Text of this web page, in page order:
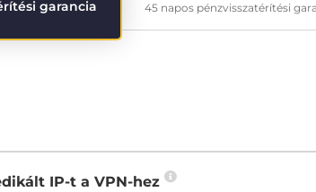
garancia 45 napos pénzvisszatérítési
IP-t a VPN-hez